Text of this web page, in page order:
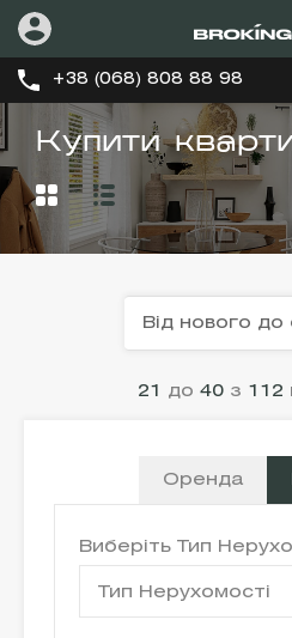
+38 (068) 808 88 98
Купити
21 до 40 з 112
Від нового до
Оренда
Виберіть Тип
Тип Нерухомості